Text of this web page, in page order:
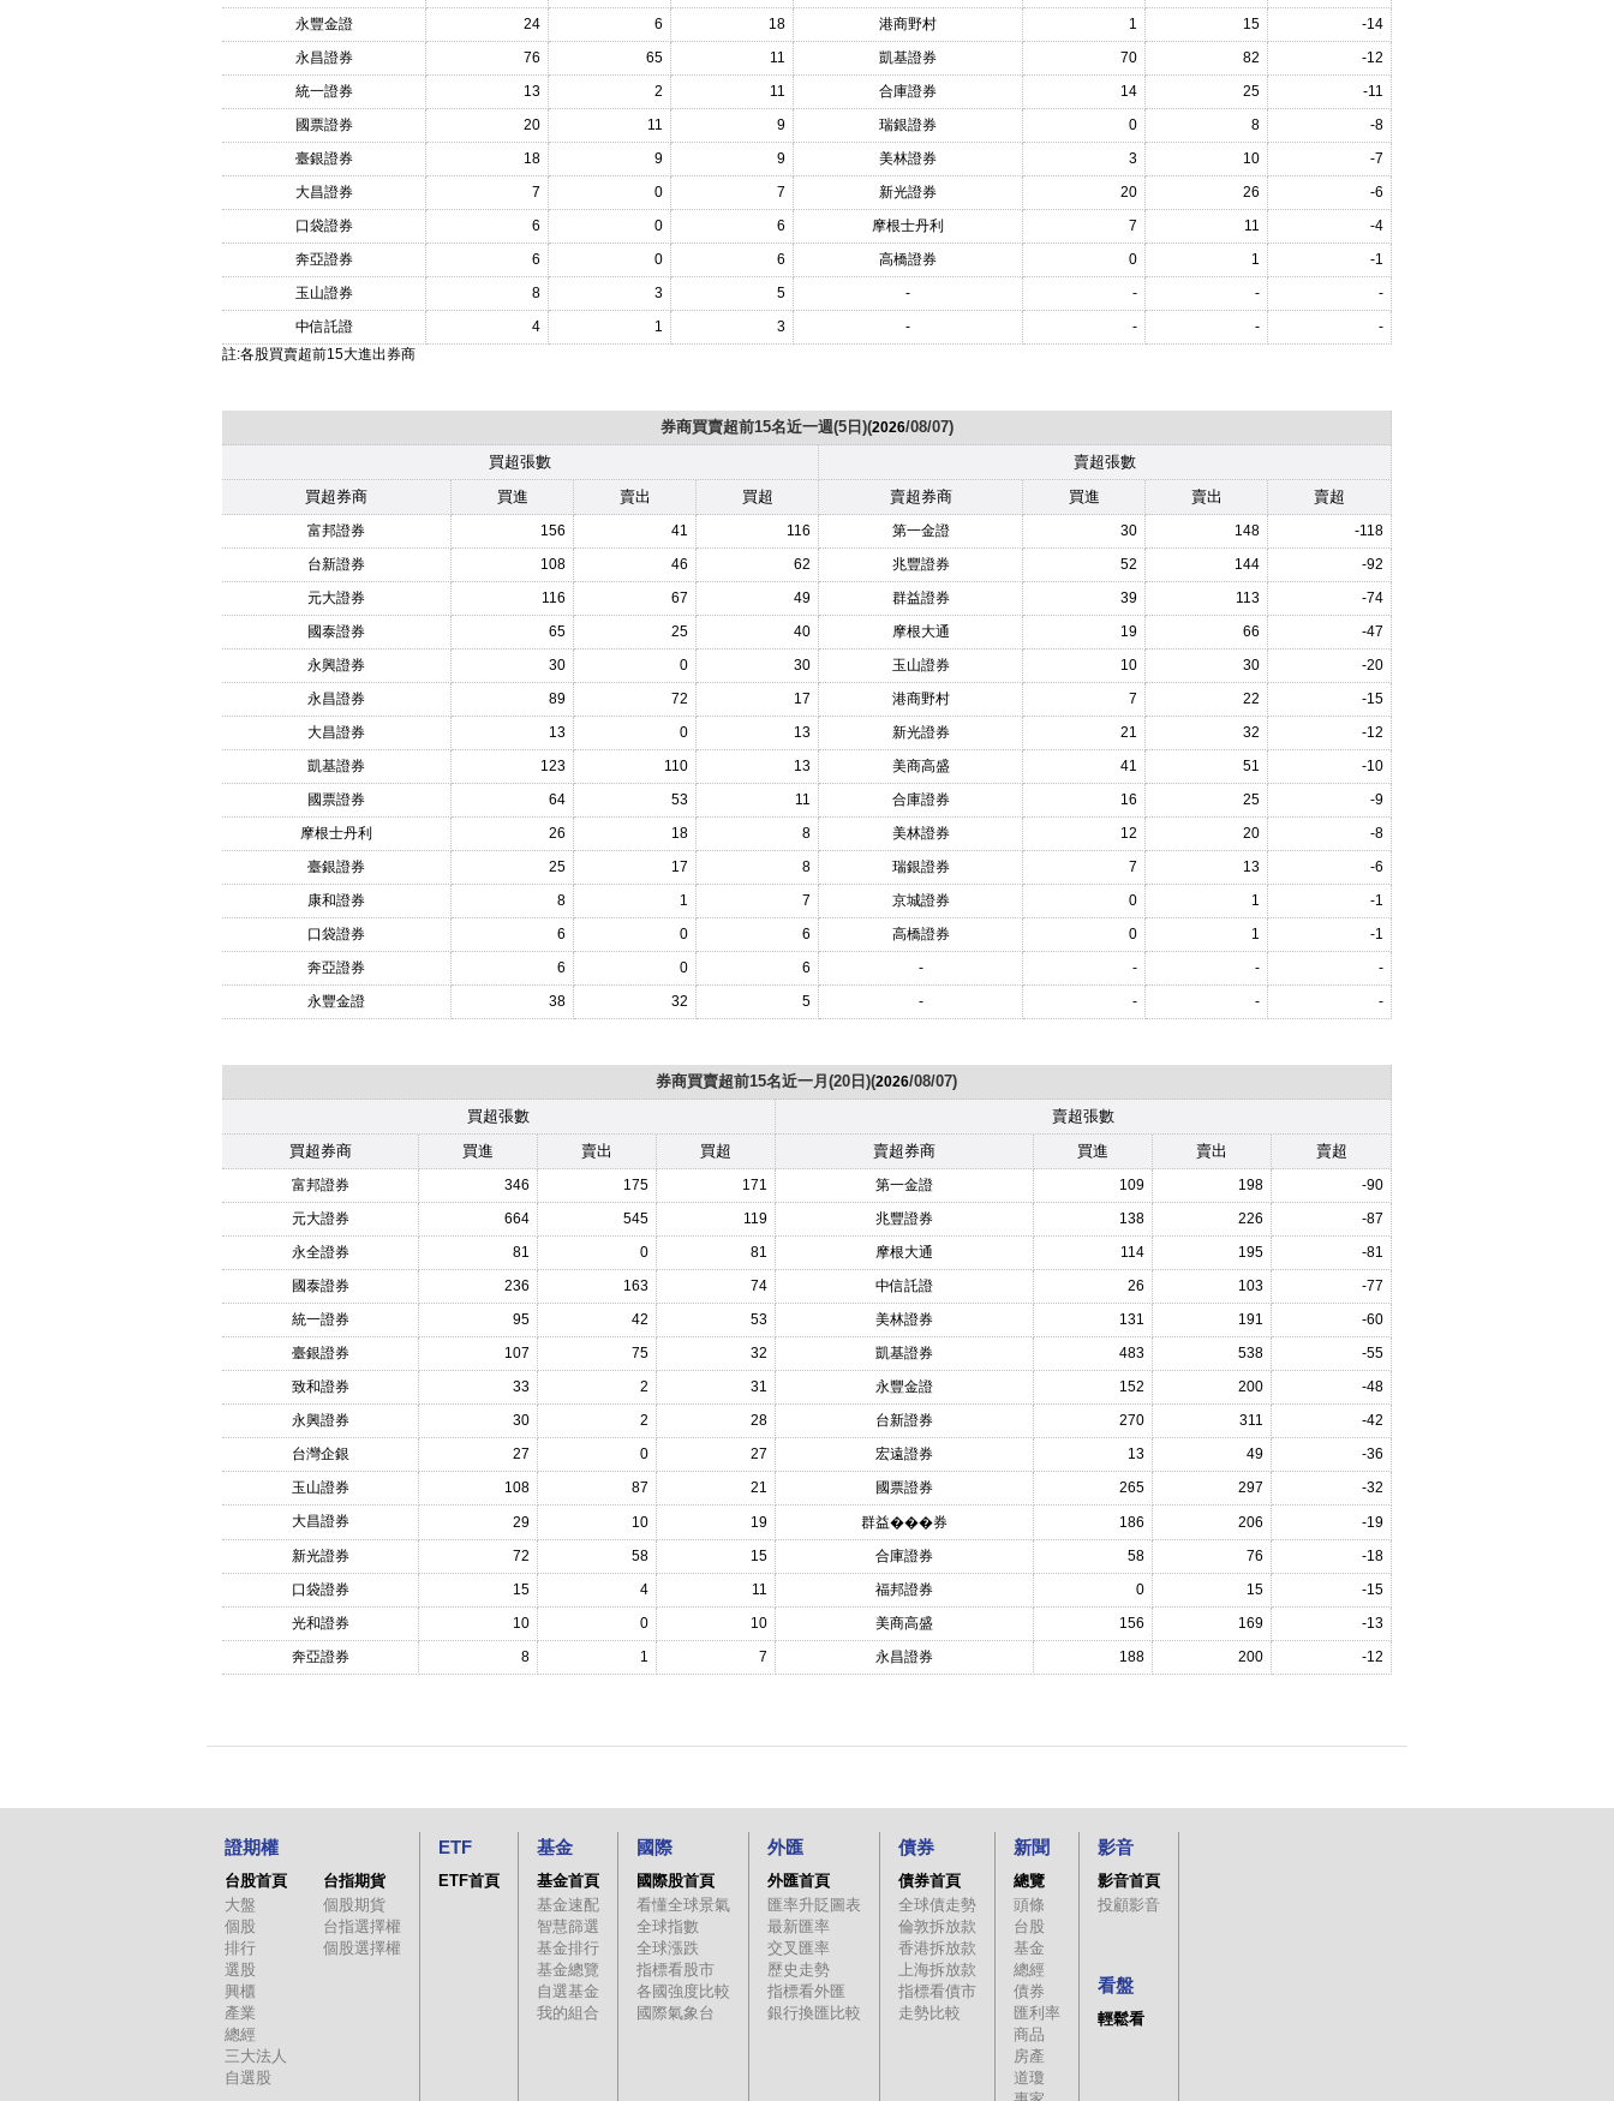
永豐金證
24 6 18 港商野村 1 15
-14
永昌證券
76 65 11 凱基證券 70 82
-12
統一證券
13 2 11 合庫證券 14 25
-11
國票證券
20 11 9 瑞銀證券 0 8
-8
臺銀證券
18 9 9 美林證券 3 10
-7
大昌證券
7 0 7 新光證券 20 26
-6
口袋證券
6 0 6 摩根士丹利 7 11
-4
奔亞證券
6 0 6 高橋證券 0 1
-1
玉山證券
8 3 5 - - -
-
中信託證
4 1 3 - - -
-
註:各股買賣超前15大進出券商
券商買賣超前15名近一週(5日)(2026/08/07)
買超張數
賣超張數
買超券商
買進 賣出 買超 賣超券商 買進 賣出 賣超
富邦證券 156 41 116 第一金證 30 148
-118
台新證券
108 46 62 兆豐證券 52 144
-92
元大證券
116 67 49 群益證券 39 113
-74
國泰證券
65 25 40 摩根大通 19 66
-47
永興證券
30 0 30 玉山證券 10 30
-20
永昌證券
89 72 17 港商野村 7 22
-15
大昌證券
13 0 13 新光證券 21 32
-12
凱基證券
123 110 13 美商高盛 41 51
-10
國票證券
64 53 11 合庫證券 16 25
-9
摩根士丹利
26 18 8 美林證券 12 20
-8
臺銀證券
25 17 8 瑞銀證券 7 13
-6
康和證券
8 1 7 京城證券 0 1
-1
口袋證券
6 0 6 高橋證券 0 1
-1
奔亞證券
6 0 6 - - -
-
永豐金證
38 32 5 - - - -
券商買賣超前15名近一月(20日)(2026/08/07)
買超張數
賣超張數
買超券商
買進 賣出 買超 賣超券商 買進 賣出 賣超
富邦證券 346 175 171 第一金證 109 198
-90
元大證券
664 545 119 兆豐證券 138 226
-87
永全證券
81 0 81 摩根大通 114 195
-81
國泰證券
236 163 74 中信託證 26 103
-77
統一證券
95 42 53 美林證券 131 191
-60
臺銀證券
107 75 32 凱基證券 483 538
-55
致和證券
33 2 31 永豐金證 152 200
-48
永興證券
30 2 28 台新證券 270 311
-42
台灣企銀
27 0 27 宏遠證券 13 49
-36
玉山證券
108 87 21 國票證券 265 297
-32
大昌證券
29 10 19 群益���券 186 206
-19
新光證券
72 58 15 合庫證券 58 76
-18
口袋證券
15 4 11 福邦證券 0 15
-15
光和證券
10 0 10 美商高盛 156 169
-13
奔亞證券
8 1 7 永昌證券 188 200 -12
證期權
台股首頁
大盤
個股
排行
選股
興櫃
產業
總經
三大法人
自選股
台指期貨
個股期貨
台指選擇權
個股選擇權
ETF
ETF首頁
基金
基金首頁
基金速配
智慧篩選
基金排行
基金總覽
自選基金
我的組合
國際
國際股首頁
看懂全球景氣
全球指數
全球漲跌
指標看股市
各國強度比較
國際氣象台
外匯
外匯首頁
匯率升貶圖表
最新匯率
交叉匯率
歷史走勢
指標看外匯
銀行換匯比較
債券
債券首頁
全球債走勢
倫敦拆放款
香港拆放款
上海拆放款
指標看債市
走勢比較
新聞
總覽
頭條
台股
基金
總經
債券
匯利率
商品
房產
道瓊
影音
影音首頁
投顧影音
看盤
輕鬆看